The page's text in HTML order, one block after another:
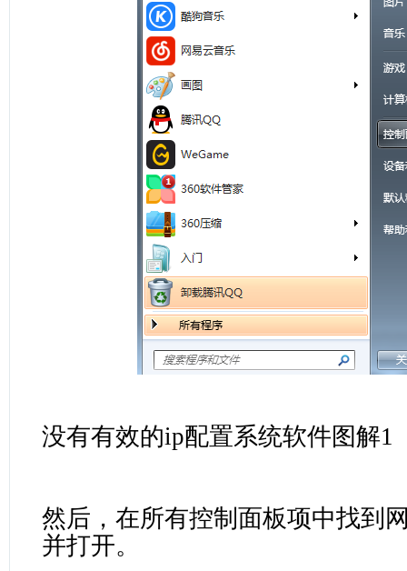
没有有效的ip配置系统软件图解1
然后，在所有控制面板项中找到
并打开。